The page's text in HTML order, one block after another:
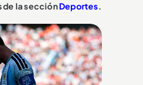
de la secciónDeportes.